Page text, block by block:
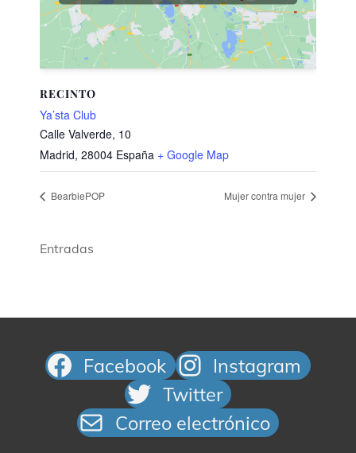
RECINTO
Ya’sta Club
Calle Valverde, 10
Madrid, 28004 España + Google Map
BearbiePOP Mujer contra mujer
Entradas
Facebook
Instagram
Twitter
Correo electrónico